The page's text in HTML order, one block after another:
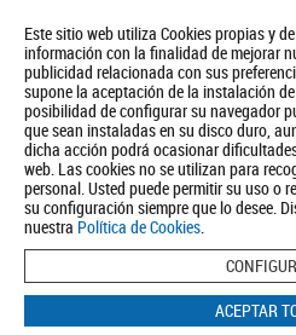
Este sitio web utiliza Cookies propias y
información con la finalidad de mejorar
publicidad relacionada con sus
supone la aceptación de la instalación
posibilidad de configurar su navegador
que sean instaladas en su disco duro,
dicha acción podrá ocasionar
web. Las cookies no se utilizan para
personal. Usted puede permitir su uso o
su configuración siempre que lo desee.
nuestra Política de Cookies.
ACEPTAR
Quiénes somos Turismo